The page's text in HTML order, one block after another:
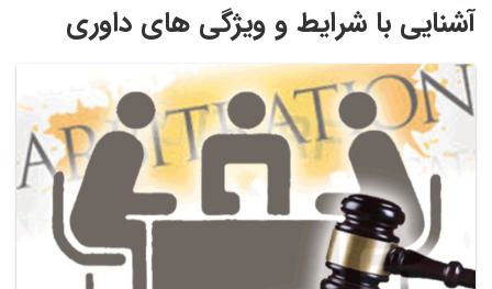
آشنایی با شرایط و ویژگی های داوری